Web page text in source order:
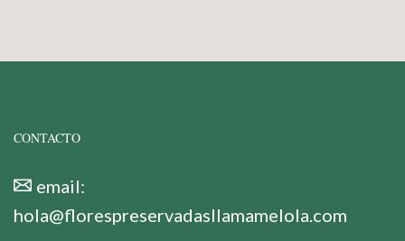
CONTACTO
email:
hola@florespreservadasllamamelola.com